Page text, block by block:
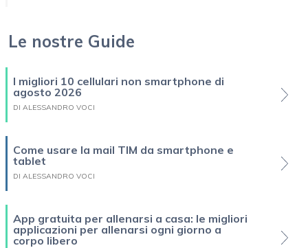
Le nostre Guide
I migliori 10 cellulari non smartphone di
agosto 2026
DI ALESSANDRO VOCI
Come usare la mail TIM da smartphone e
tablet
DI ALESSANDRO VOCI
App gratuita per allenarsi a casa: le migliori
applicazioni per allenarsi ogni giorno a
corpo libero